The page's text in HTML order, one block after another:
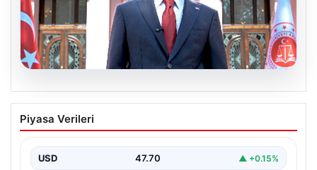
06.08.2026
Bakan Gürlek’ten Çerçeve Yasa
Açıklaması: Hukuk Devleti İlkeleri
Adalet Bakanı Akın Gürlek, Türkiye'nin terörden
Piyasa Verileri
USD 47.70 ▲ +0.15%